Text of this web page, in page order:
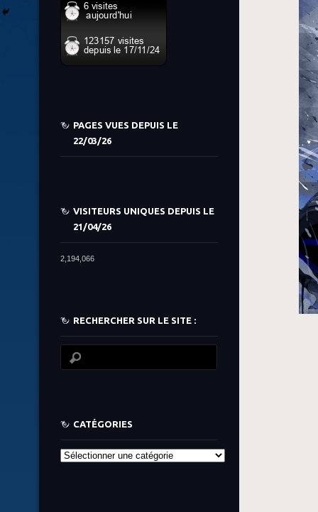
PAGES VUES DEPUIS LE
22/03/26
VISITEURS UNIQUES DEPUIS LE
21/04/26
2,194,066
RECHERCHER SUR LE SITE :
CATÉGORIES
Catégories